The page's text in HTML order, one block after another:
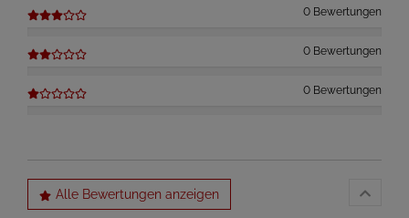
0 Bewertungen
0 Bewertungen
0 Bewertungen
Alle Bewertungen anzeigen